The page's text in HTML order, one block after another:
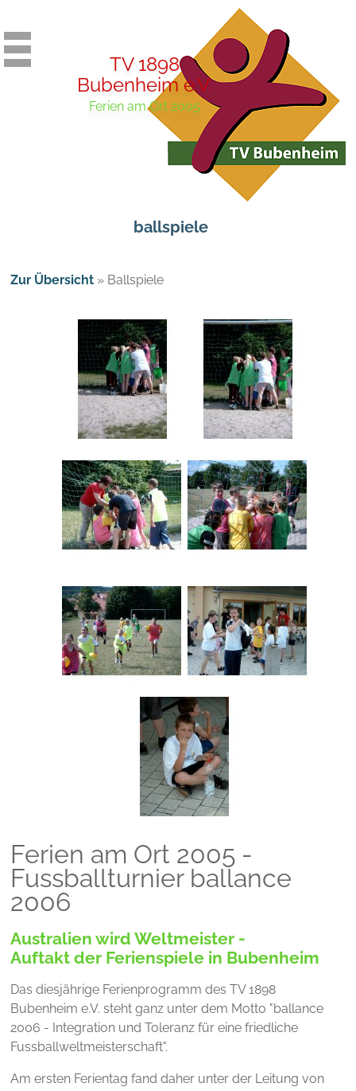
TV 1898
Bubenheim e.V.
Ferien am Ort 2005
ballspiele
Zur Übersicht » Ballspiele
Ferien am Ort 2005 -
Fussballturnier ballance
2006
Australien wird Weltmeister -
Auftakt der Ferienspiele in Bubenheim
Das diesjährige Ferienprogramm des TV 1898
Bubenheim e.V. steht ganz unter dem Motto "ballance
2006 - Integration und Toleranz für eine friedliche
Fussballweltmeisterschaft".
Am ersten Ferientag fand daher unter der Leitung von